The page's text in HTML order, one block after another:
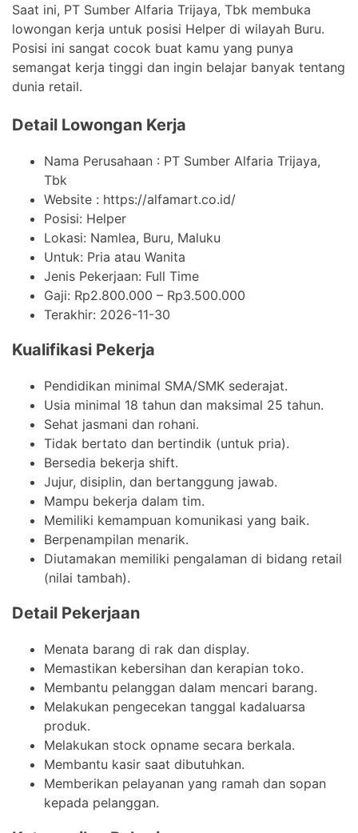
Saat ini, PT Sumber Alfaria Trijaya, Tbk membuka
lowongan kerja untuk posisi Helper di wilayah Buru.
Posisi ini sangat cocok buat kamu yang punya
semangat kerja tinggi dan ingin belajar banyak tentang
dunia retail.
Detail Lowongan Kerja
Nama Perusahaan : PT Sumber Alfaria Trijaya,
Tbk
Website : https://alfamart.co.id/
Posisi: Helper
Lokasi: Namlea, Buru, Maluku
Untuk: Pria atau Wanita
Jenis Pekerjaan: Full Time
Gaji: Rp2.800.000 – Rp3.500.000
Terakhir: 2026-11-30
Kualifikasi Pekerja
Pendidikan minimal SMA/SMK sederajat.
Usia minimal 18 tahun dan maksimal 25 tahun.
Sehat jasmani dan rohani.
Tidak bertato dan bertindik (untuk pria).
Bersedia bekerja shift.
Jujur, disiplin, dan bertanggung jawab.
Mampu bekerja dalam tim.
Memiliki kemampuan komunikasi yang baik.
Berpenampilan menarik.
Diutamakan memiliki pengalaman di bidang retail
(nilai tambah).
Detail Pekerjaan
Menata barang di rak dan display.
Memastikan kebersihan dan kerapian toko.
Membantu pelanggan dalam mencari barang.
Melakukan pengecekan tanggal kadaluarsa
produk.
Melakukan stock opname secara berkala.
Membantu kasir saat dibutuhkan.
Memberikan pelayanan yang ramah dan sopan
kepada pelanggan.